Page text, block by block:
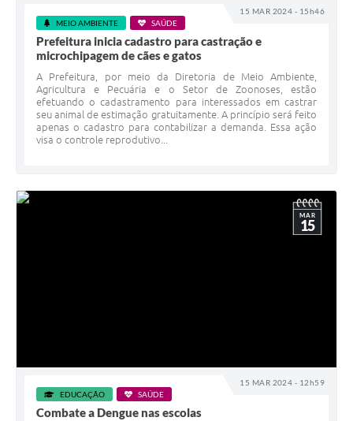
15 MAR 2024 - 15h46
MEIO AMBIENTE SAÚDE
Prefeitura inicia cadastro para castração e
microchipagem de cães e gatos
A Prefeitura, por meio da Diretoria de Meio Ambiente,
Agricultura e Pecuária e o Setor de Zoonoses, estão
efetuando o cadastramento para interessados em castrar
seu animal de estimação gratuitamente. A princípio será feito
apenas o cadastro para contabilizar a demanda. Essa ação
visa o controle reprodutivo...
15 MAR 2024 - 12h59
MAR
15
EDUCAÇÃO SAÚDE
Combate a Dengue nas escolas